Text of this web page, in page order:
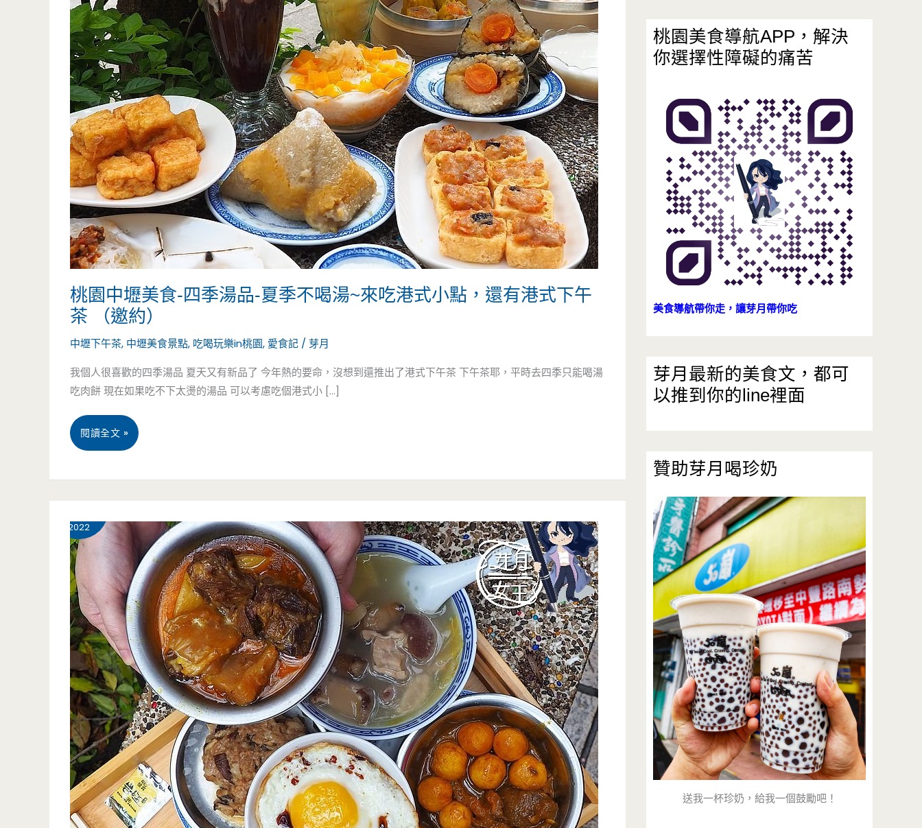
桃園中壢美食-四季湯品-夏季不喝湯~來吃港式小點，還有港式下午
茶 （邀約）
中壢下午茶, 中壢美食景點, 吃喝玩樂in桃園, 愛食記 /芽月
我個人很喜歡的四季湯品 夏天又有新品了 今年熱的要命，沒想到還推出了港式下午茶 下午茶耶，平時去四季只能喝湯
吃肉餅 現在如果吃不下太燙的湯品 可以考慮吃個港式小 […]
桃
壢
美
四
季
湯
品-
夏
季
不
喝
閱讀全文 »
2022
桃園美食導航APP，解決
你選擇性障礙的痛苦
美食導航帶你走，讓芽月帶你吃
芽月最新的美食文，都可
以推到你的line裡面
贊助芽月喝珍奶
送我一杯珍奶，給我一個鼓勵吧！